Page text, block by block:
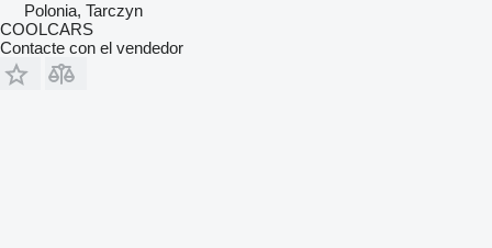
Polonia, Tarczyn
COOLCARS
Contacte con el vendedor